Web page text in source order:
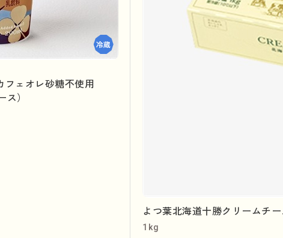
フェオレ砂糖不使用
ス）
よつ葉北海道十勝クリームチ
1kg